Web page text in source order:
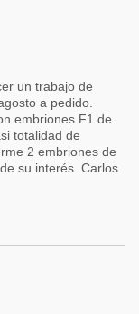
un trabajo de
a pedido.
embriones F1 de
totalidad de
2 embriones de
su interés. Carlos